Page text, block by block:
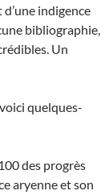
indigence
bibliographie,
Un
quelques-
des progrès
aryenne et son